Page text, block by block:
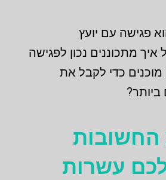
פגישה עם יועץ
מתכוננים נכון לפגישה
מוכנים כדי לקבל את
עשרות